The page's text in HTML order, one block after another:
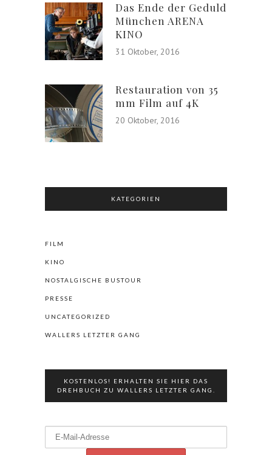
Das Ende der Geduld
München ARENA
KINO
31 Oktober, 2016
Restauration von 35
mm Film auf 4K
20 Oktober, 2016
KATEGORIEN
FILM
KINO
NOSTALGISCHE BUSTOUR
PRESSE
UNCATEGORIZED
WALLERS LETZTER GANG
KOSTENLOS! ERHALTEN SIE HIER DAS
DREHBUCH ZU WALLERS LETZTER GANG.